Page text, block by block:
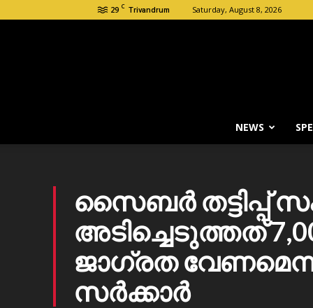
29 C Trivandrum Saturday, August 8, 2026
NEWS
സൈബർ തട്ടിപ്പ്
അടിച്ചെടുത്തത്
ജാഗ്രത
സർക്കാർ